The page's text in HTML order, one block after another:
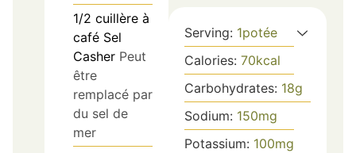
1/2 cuillère à
café Sel
Casher Peut
être
remplacé par
du sel de
mer
Serving: 1potée
Calories: 70kcal
Carbohydrates: 18g
Sodium: 150mg
Potassium: 100mg